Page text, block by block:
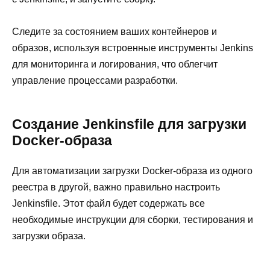
Следите за состоянием ваших контейнеров и
образов, используя встроенные инструменты Jenkins
для мониторинга и логирования, что облегчит
управление процессами разработки.
Создание Jenkinsfile для загрузки
Docker-образа
Для автоматизации загрузки Docker-образа из одного
реестра в другой, важно правильно настроить
Jenkinsfile. Этот файл будет содержать все
необходимые инструкции для сборки, тестирования и
загрузки образа.